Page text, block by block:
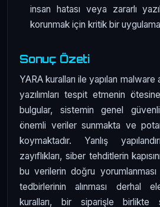
insan hatası veya zararlı
korunmak için kritik bir
Sonuç Özeti
YARA kuralları ile yapılan malware
yazılımları tespit etmenin
bulgular, sistemin genel
önemli veriler sunmakta ve
koymaktadır. Yanlış
zayıflıkları, siber tehditlerin
bu verilerin doğru
tedbirlerinin alınması derhal
kuralları, bir siparişle birlikte